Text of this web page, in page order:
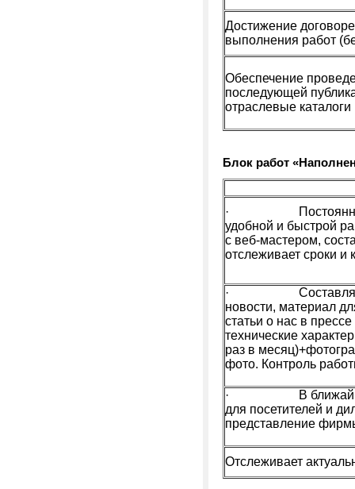
Достижение
выполнения работ
Обеспечение
последующей
отраслевые каталоги
Блок работ
· Постоянно
удобной и быстрой
с веб-мастером,
отслеживает сроки и
· Составляет и
новости, материал
статьи о нас в
технические
раз в
фото. Контроль
· В ближайшее
для посетителей и
представление
Отслеживает